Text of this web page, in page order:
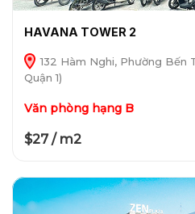
HAVANA TOWER 2
132 Hàm Nghi, Phường Bến
Quận 1)
Văn phòng hạng B
$27 / m2